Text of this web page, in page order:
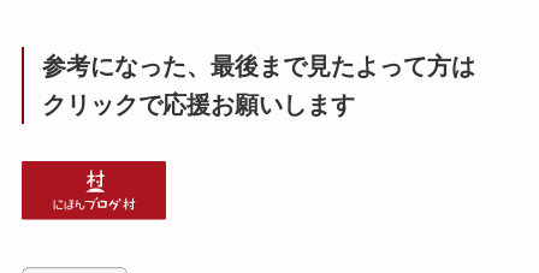
参考になった、最後まで見たよって方は
クリックで応援お願いします